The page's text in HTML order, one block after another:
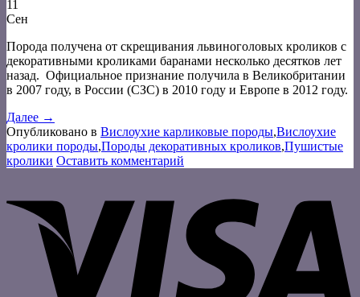
11
Сен
Порода получена от скрещивания львиноголовых кроликов с
декоративными кроликами баранами несколько десятков лет
назад. Официальное признание получила в Великобритании
в 2007 году, в России (СЗС) в 2010 году и Европе в 2012 году.
Далее →
Опубликовано в Вислоухие карликовые породы,Вислоухие
кролики породы,Породы декоративных кроликов,Пушистые
кролики Оставить комментарий